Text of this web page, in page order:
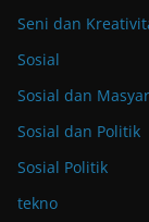
Seni dan
Sosial
Sosial dan
Sosial dan Politik
Sosial Politik
tekno